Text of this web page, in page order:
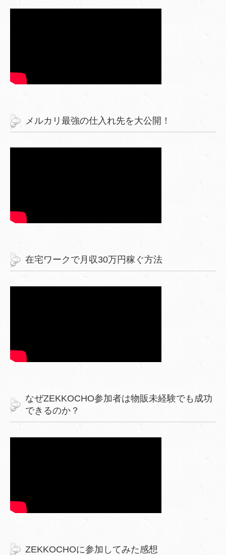
メルカリ最強の仕入れ先を大公開！
在宅ワークで月収30万円稼ぐ方法
なぜZEKKOCHO参加者は物販未経験でも成功
できるのか？
ZEKKOCHOに参加してみた感想